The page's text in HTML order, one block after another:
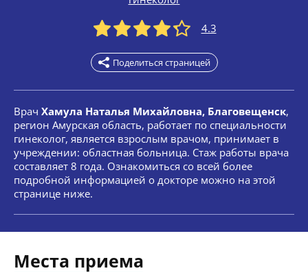
4.3
Поделиться страницей
Врач Хамула Наталья Михайловна, Благовещенск,
регион Амурская область, работает по специальности
гинеколог, является взрослым врачом, принимает в
учреждении: областная больница. Стаж работы врача
составляет 8 года. Ознакомиться со всей более
подробной информацией о докторе можно на этой
странице ниже.
Места приема